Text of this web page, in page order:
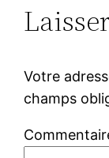
Votre
champs